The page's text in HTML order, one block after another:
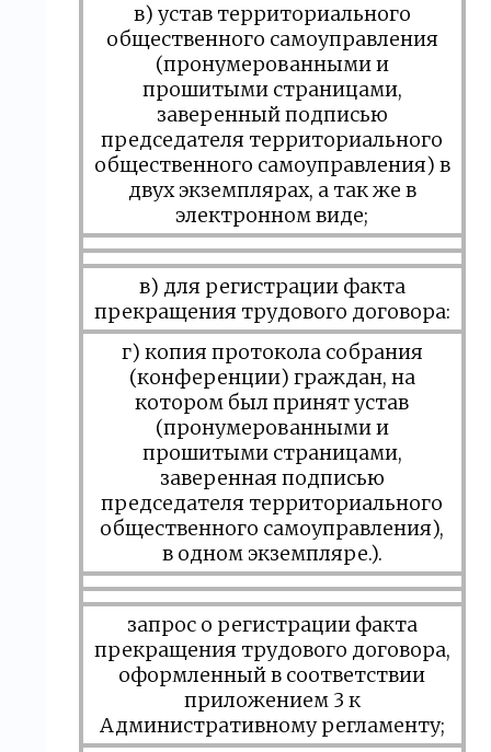
в) устав территориального
общественного самоуправления
(пронумерованными и
прошитыми страницами,
заверенный подписью
председателя территориального
общественного самоуправления) в
двух экземплярах, а так же в
электронном виде;
в) для регистрации факта
прекращения трудового договора:
г) копия протокола собрания
(конференции) граждан, на
котором был принят устав
(пронумерованными и
прошитыми страницами,
заверенная подписью
председателя территориального
общественного самоуправления),
в одном экземпляре.).
запрос о регистрации факта
прекращения трудового договора,
оформленный в соответствии
приложением 3 к
Административному регламенту;